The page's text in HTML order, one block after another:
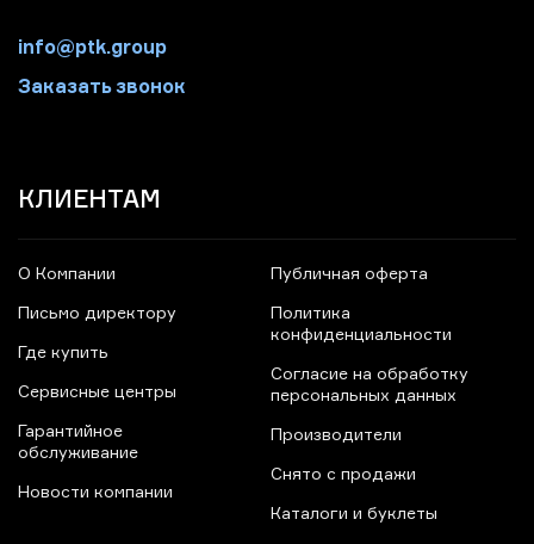
info@ptk.group
Заказать звонок
КЛИЕНТАМ
О Компании
Письмо директору
Где купить
Сервисные центры
Гарантийное
обслуживание
Новости компании
Публичная оферта
Политика
конфиденциальности
Согласие на обработку
персональных данных
Производители
Снято с продажи
Каталоги и буклеты